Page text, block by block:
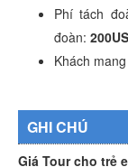
Phí tách
đoàn:
Khách
GHI CHÚ
Giá Tour cho trẻ